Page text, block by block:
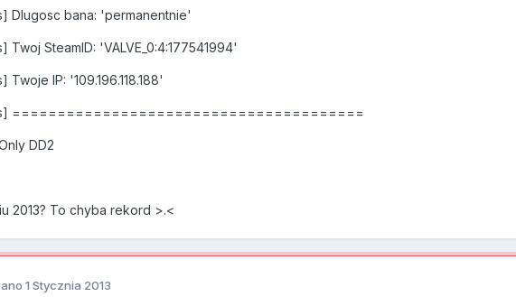
Dlugosc bana: 'permanentnie'
Twoj SteamID: 'VALVE_0:4:177541994'
Twoje IP: '109.196.118.188'
=======================================
DD2
2013? To chyba rekord >.<
1 Stycznia 2013